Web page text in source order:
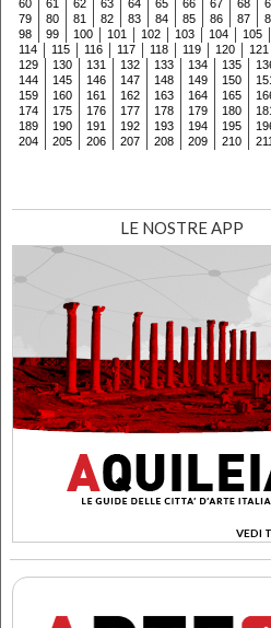
60 61 62 63 64 65 66 67 68
79
80 81 82 83 84 85 86 87
98
99 100 101 102 103 104 105
114
115 116 117 118 119 120 121
129
130 131 132 133 134 135
144
145 146 147 148 149 150 151
159
160 161 162 163 164 165
174
175 176 177 178 179 180 181
189
190 191 192 193 194 195
204
205 206 207 208 209 210 211
LE NOSTRE APP
VEDI
>